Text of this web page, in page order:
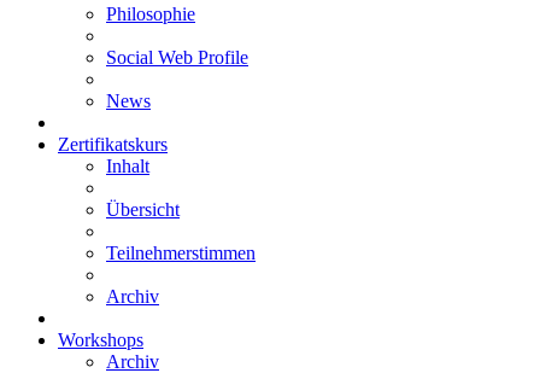
Philosophie
Social Web Profile
News
Zertifikatskurs
Inhalt
Übersicht
Teilnehmerstimmen
Archiv
Workshops
Archiv